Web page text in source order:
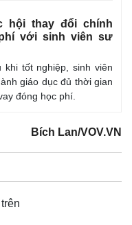
hội thay đổi chính
với sinh viên sư
khi tốt nghiệp, sinh viên
giáo dục đủ thời gian
đóng học phí.
Bích Lan/VOV.VN